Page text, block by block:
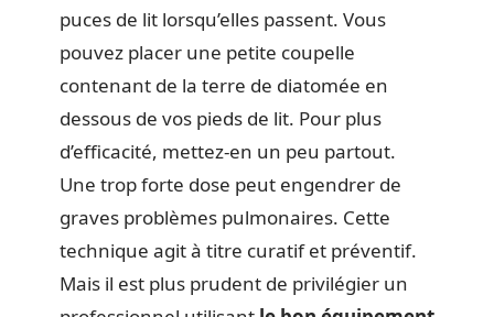
puces de lit lorsqu’elles passent. Vous
pouvez placer une petite coupelle
contenant de la terre de diatomée en
dessous de vos pieds de lit. Pour plus
d’efficacité, mettez-en un peu partout.
Une trop forte dose peut engendrer de
graves problèmes pulmonaires. Cette
technique agit à titre curatif et préventif.
Mais il est plus prudent de privilégier un